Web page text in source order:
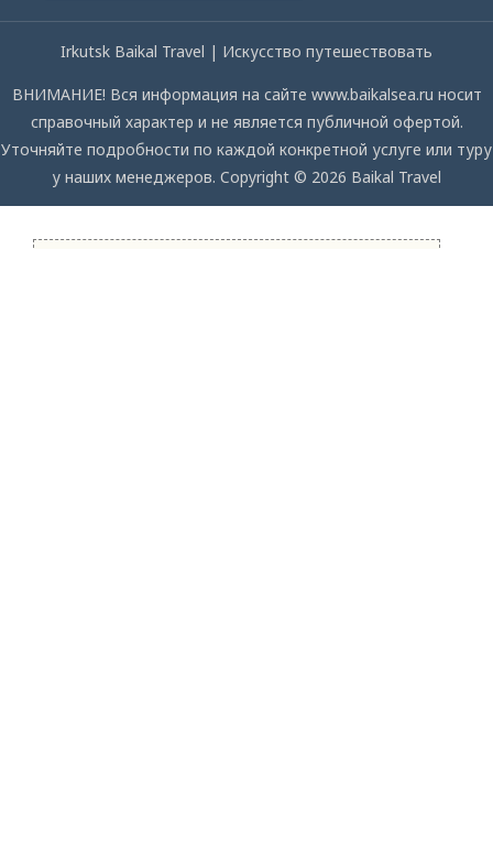
Irkutsk Baikal Travel | Искусство путешествовать
ВНИМАНИЕ! Вся информация на сайте www.baikalsea.ru носит
справочный характер и не является публичной офертой.
Уточняйте подробности по каждой конкретной услуге или туру
у наших менеджеров. Copyright © 2026 Baikal Travel